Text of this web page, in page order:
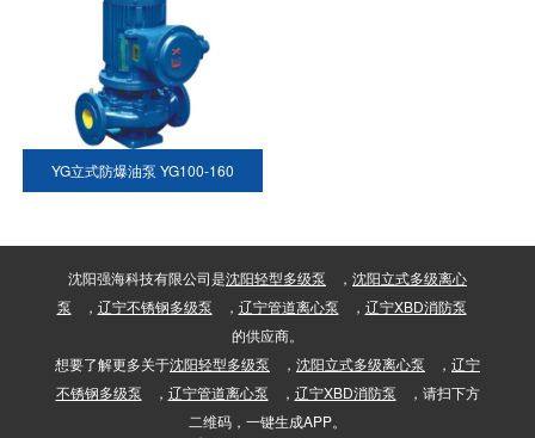
YG立式防爆油泵 YG100-160
沈阳强海科技有限公司是沈阳轻型多级泵 ， 沈阳立式多级离心
泵
， 辽宁不锈钢多级泵 ， 辽宁管道离心泵 ， 辽宁XBD消防泵
的供应商。
想要了解更多关于沈阳轻型多级泵 ， 沈阳立式多级离心泵 ， 辽宁
不锈钢多级泵
， 辽宁管道离心泵 ， 辽宁XBD消防泵
，请扫下方
二维码，一键生成APP。